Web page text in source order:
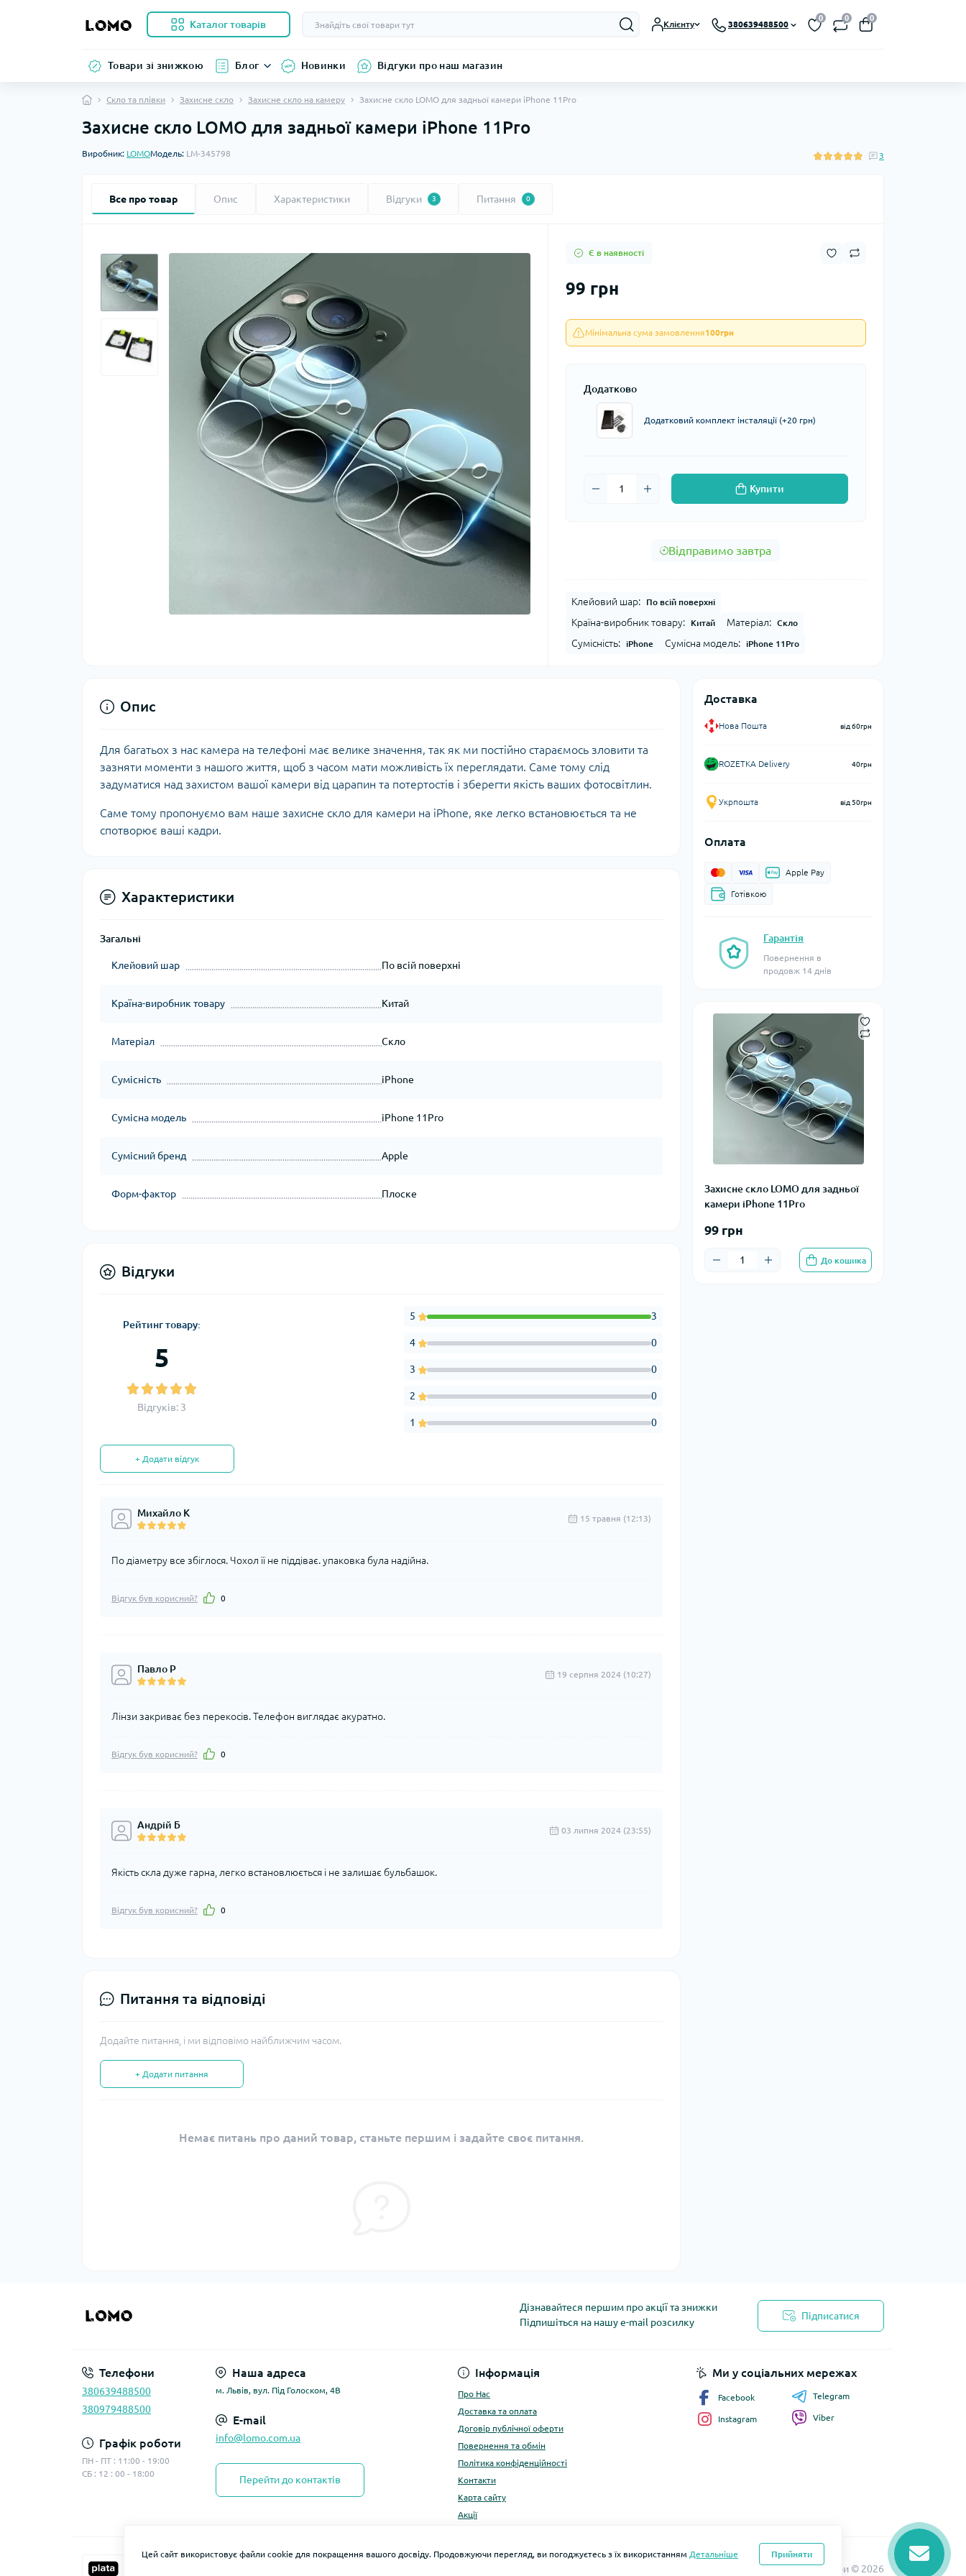
Каталог товарів Клієнту 380639488500
0 0 0
Товари зі знижкою Блог Новинки Відгуки про наш магазин
Скло та плівки Захисне скло Захисне скло на камеру Захисне скло LOMO для задньої камери iPhone 11Pro
Захисне скло LOMO для задньої камери iPhone 11Pro
Виробник: LOMOМодель: LM-345798 3
Все про товар Опис Характеристики Відгуки 3 Питання 0
Є в наявності
99 грн
Мінімальна сума замовлення100грн
Додатково
Додатковий комплект інсталяції (+20 грн)
Купити
Відправимо завтра
Клейовий шар: По всій поверхні
Країна-виробник товару: Китай Матеріал: Скло
Сумісність: iPhone Сумісна модель: iPhone 11Pro
Доставка
Нова Пошта від 60грн
ROZETKA Delivery 40грн
Укрпошта від 50грн
Оплата
Apple Pay
Готівкою
Гарантія
Повернення в
продовж 14 днів
Захисне скло LOMO для задньої
камери iPhone 11Pro
99 грн
До кошика
Опис
Для багатьох з нас камера на телефоні має велике значення, так як ми постійно стараємось зловити та
зазняти моменти з нашого життя, щоб з часом мати можливість їх переглядати. Саме тому слід
задуматися над захистом вашої камери від царапин та потертостів і зберегти якість ваших фотосвітлин.
Саме тому пропонуємо вам наше захисне скло для камери на iPhone, яке легко встановюється та не
спотворює ваші кадри.
Характеристики
Загальні
Клейовий шар По всій поверхні
Країна-виробник товару Китай
Матеріал Скло
Сумісність iPhone
Сумісна модель iPhone 11Pro
Сумісний бренд Apple
Форм-фактор Плоске
Відгуки
Рейтинг товару:
5
Відгуків: 3
5 3
4 0
3 0
2 0
1 0
+ Додати відгук
Михайло К 15 травня (12:13)
По діаметру все збіглося. Чохол її не піддіває. упаковка була надійна.
Відгук був корисний? 0
Павло Р 19 серпня 2024 (10:27)
Лінзи закриває без перекосів. Телефон виглядає акуратно.
Відгук був корисний? 0
Андрій Б 03 липня 2024 (23:55)
Якість скла дуже гарна, легко встановлюється і не залишає бульбашок.
Відгук був корисний? 0
Питання та відповіді
Додайте питання, і ми відповімо найближчим часом.
+ Додати питання
Немає питань про даний товар, станьте першим і задайте своє питання.
Дізнавайтеся першим про акції та знижки
Підпишіться на нашу e-mail розсилку
Підписатися
Телефони
380639488500
380979488500
Графік роботи
ПН - ПТ : 11:00 - 19:00
СБ : 12 : 00 - 18:00
Наша адреса
м. Львів, вул. Під Голоском, 4В
E-mail
info@lomo.com.ua
Перейти до контактів
Інформація
Про Нас
Доставка та оплата
Договір публічної оферти
Повернення та обмін
Політика конфіденційності
Контакти
Карта сайту
Акції
Ми у соціальних мережах
Facebook
Instagram
Telegram
Viber
LOMO Мобільні аксесуари © 2026
Цей сайт використовує файли cookie для покращення вашого досвіду. Продовжуючи перегляд, ви погоджуєтесь з їх використанням Детальніше Прийняти